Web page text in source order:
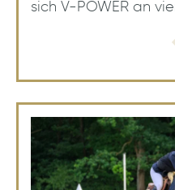
sich V-POWER an